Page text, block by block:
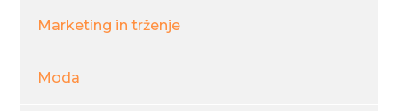
Marketing in trženje
Moda